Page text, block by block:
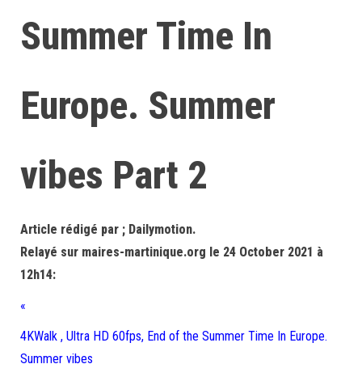
Summer Time In
Europe. Summer
vibes Part 2
Article rédigé par ; Dailymotion.
Relayé sur maires-martinique.org le 24 October 2021 à
12h14:
«
4KWalk , Ultra HD 60fps, End of the Summer Time In Europe.
Summer vibes